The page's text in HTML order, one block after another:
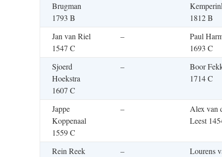
Brugman
1793 B
1812 B
Jan van Riel
1547 C
–
Paul
1693 C
Sjoerd
Hoekstra
1607 C
–
Boor
1714 C
Jappe
Koppenaal
1559 C
–
Alex van
Leest
Rein Reek
–
Lourens